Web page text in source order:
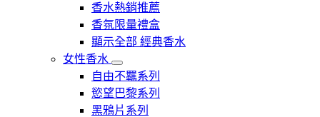
香水熱銷推薦
香氛限量禮盒
顯示全部 經典香水
女性香水
自由不羈系列
慾望巴黎系列
黑鴉片系列